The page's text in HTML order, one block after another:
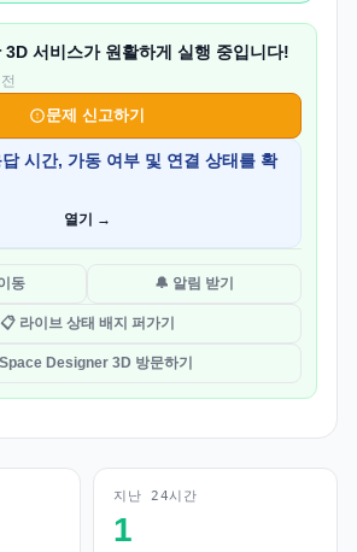
서비스가 원활하게 실행 중입니다!
문제 신고하기
답 시간, 가동 여부 및 연결 상태를 확
열기 →
동 🔔 알림 받기
📋 라이브 상태 배지 퍼가기
Designer 3D 방문하기
지난 24시간
1